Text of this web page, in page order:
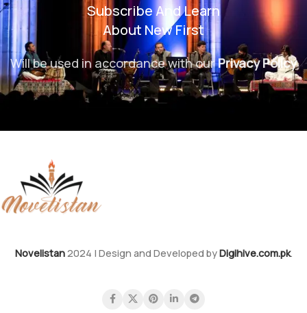
Subscribe And Learn
About New First
Will be used in accordance with ourPrivacy Policy
Novelistan 2024 | Design and Developed byDigihive.com.pk.